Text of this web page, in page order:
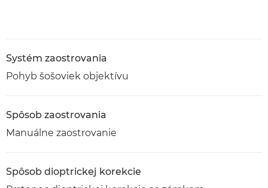
Systém zaostrovania
Pohyb šošoviek objektívu
Spôsob zaostrovania
Manuálne zaostrovanie
Spôsob dioptrickej korekcie